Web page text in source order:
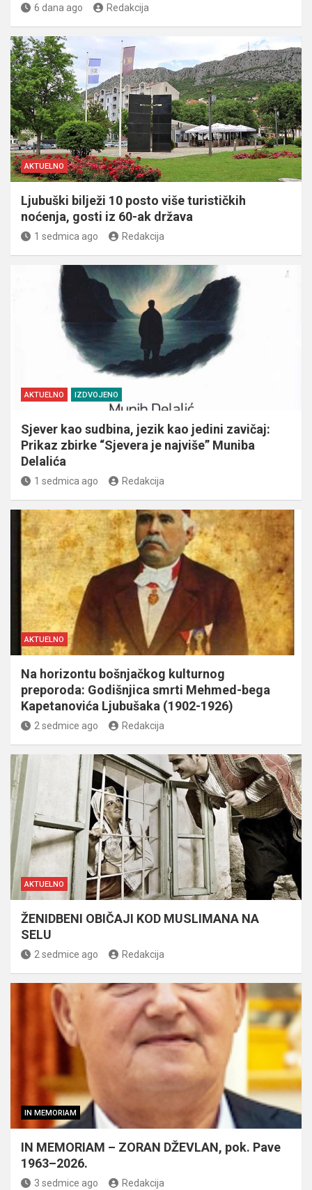
6 dana ago Redakcija
AKTUELNO
Ljubuški bilježi 10 posto više turističkih
noćenja, gosti iz 60-ak država
1 sedmica ago Redakcija
AKTUELNO IZDVOJENO
Sjever kao sudbina, jezik kao jedini zavičaj:
Prikaz zbirke “Sjevera je najviše” Muniba
Delalića
1 sedmica ago Redakcija
AKTUELNO
Na horizontu bošnjačkog kulturnog
preporoda: Godišnjica smrti Mehmed-bega
Kapetanovića Ljubušaka (1902-1926)
2 sedmice ago Redakcija
AKTUELNO
ŽENIDBENI OBIČAJI KOD MUSLIMANA NA
SELU
2 sedmice ago Redakcija
IN MEMORIAM
IN MEMORIAM – ZORAN DŽEVLAN, pok. Pave
1963–2026.
3 sedmice ago Redakcija